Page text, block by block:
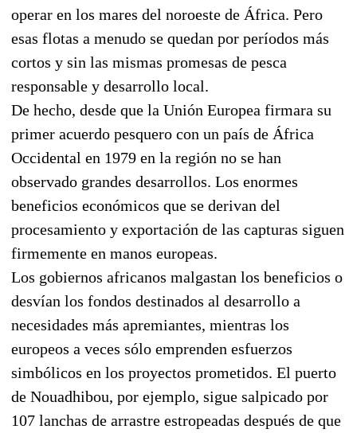
operar en los mares del noroeste de África. Pero
esas flotas a menudo se quedan por períodos más
cortos y sin las mismas promesas de pesca
responsable y desarrollo local.
De hecho, desde que la Unión Europea firmara su
primer acuerdo pesquero con un país de África
Occidental en 1979 en la región no se han
observado grandes desarrollos. Los enormes
beneficios económicos que se derivan del
procesamiento y exportación de las capturas siguen
firmemente en manos europeas.
Los gobiernos africanos malgastan los beneficios o
desvían los fondos destinados al desarrollo a
necesidades más apremiantes, mientras los
europeos a veces sólo emprenden esfuerzos
simbólicos en los proyectos prometidos. El puerto
de Nouadhibou, por ejemplo, sigue salpicado por
107 lanchas de arrastre estropeadas después de que